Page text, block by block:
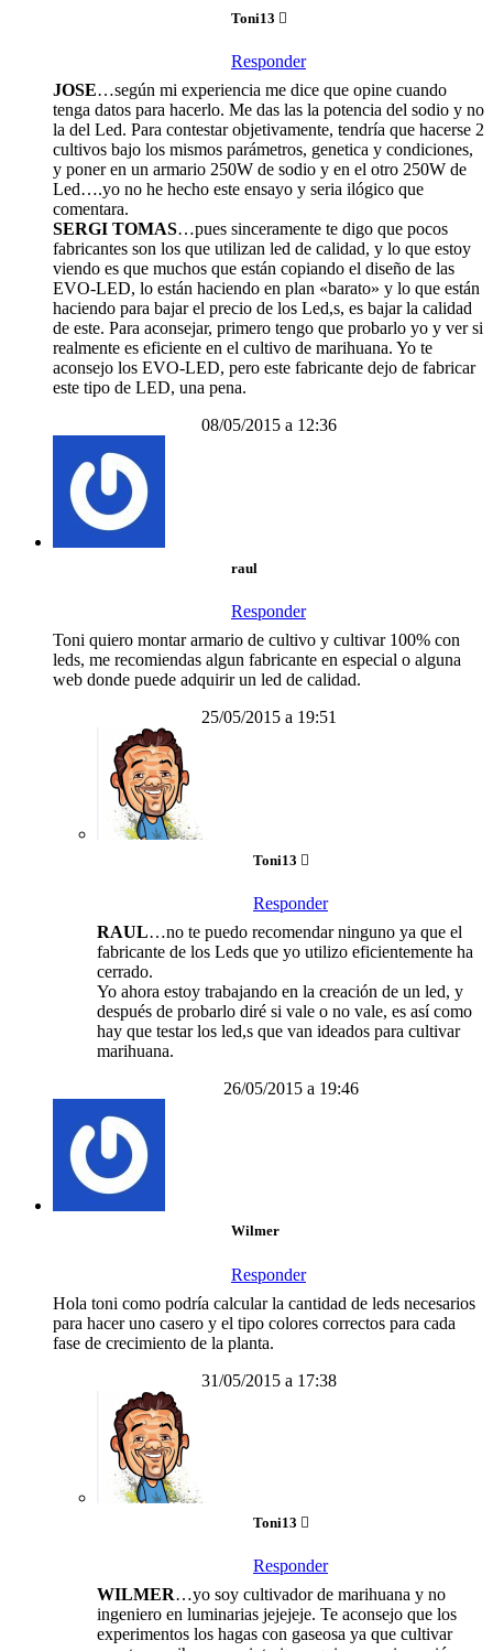
Toni13
Responder
JOSE…según mi experiencia me dice que opine cuando
tenga datos para hacerlo. Me das las la potencia del sodio y no
la del Led. Para contestar objetivamente, tendría que hacerse 2
cultivos bajo los mismos parámetros, genetica y condiciones,
y poner en un armario 250W de sodio y en el otro 250W de
Led….yo no he hecho este ensayo y seria ilógico que
comentara.
SERGI TOMAS…pues sinceramente te digo que pocos
fabricantes son los que utilizan led de calidad, y lo que estoy
viendo es que muchos que están copiando el diseño de las
EVO-LED, lo están haciendo en plan «barato» y lo que están
haciendo para bajar el precio de los Led,s, es bajar la calidad
de este. Para aconsejar, primero tengo que probarlo yo y ver si
realmente es eficiente en el cultivo de marihuana. Yo te
aconsejo los EVO-LED, pero este fabricante dejo de fabricar
este tipo de LED, una pena.
08/05/2015 a 12:36
raul
Responder
Toni quiero montar armario de cultivo y cultivar 100% con
leds, me recomiendas algun fabricante en especial o alguna
web donde puede adquirir un led de calidad.
25/05/2015 a 19:51
Toni13
Responder
RAUL…no te puedo recomendar ninguno ya que el
fabricante de los Leds que yo utilizo eficientemente ha
cerrado.
Yo ahora estoy trabajando en la creación de un led, y
después de probarlo diré si vale o no vale, es así como
hay que testar los led,s que van ideados para cultivar
marihuana.
26/05/2015 a 19:46
Wilmer
Responder
Hola toni como podría calcular la cantidad de leds necesarios
para hacer uno casero y el tipo colores correctos para cada
fase de crecimiento de la planta.
31/05/2015 a 17:38
Toni13
Responder
WILMER…yo soy cultivador de marihuana y no
ingeniero en luminarias jejejeje. Te aconsejo que los
experimentos los hagas con gaseosa ya que cultivar